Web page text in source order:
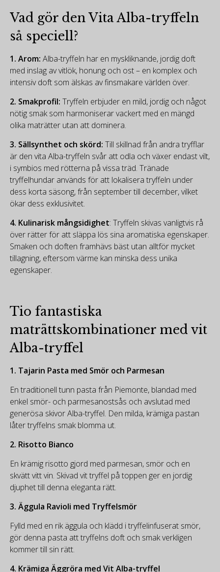
Vad gör den Vita Alba-tryffeln
så speciell?
1. Arom: Alba-tryffeln har en myskliknande, jordig doft
med inslag av vitlök, honung och ost – en komplex och
intensiv doft som älskas av finsmakare världen över.
2. Smakprofil: Tryffeln erbjuder en mild, jordig och något
nötig smak som harmoniserar vackert med en mängd
olika maträtter utan att dominera.
3. Sällsynthet och skörd: Till skillnad från andra tryfflar
är den vita Alba-tryffeln svår att odla och växer endast vilt,
i symbios med rötterna på vissa träd. Tränade
tryffelhundar används för att lokalisera tryffeln under
dess korta säsong, från september till december, vilket
ökar dess exklusivitet.
4. Kulinarisk mångsidighet: Tryffeln skivas vanligtvis rå
över rätter för att släppa lös sina aromatiska egenskaper.
Smaken och doften framhävs bäst utan alltför mycket
tillagning, eftersom värme kan minska dess unika
egenskaper.
Tio fantastiska
maträttskombinationer med vit
Alba-tryffel
1. Tajarin Pasta med Smör och Parmesan
En traditionell tunn pasta från Piemonte, blandad med
enkel smör- och parmesanostsås och avslutad med
generösa skivor Alba-tryffel. Den milda, krämiga pastan
låter tryffelns smak blomma ut.
2. Risotto Bianco
En krämig risotto gjord med parmesan, smör och en
skvätt vitt vin. Skivad vit tryffel på toppen ger en jordig
djuphet till denna eleganta rätt.
3. Äggula Ravioli med Tryffelsmör
Fylld med en rik äggula och klädd i tryffelinfuserat smör,
gör denna pasta att tryffelns doft och smak verkligen
kommer till sin rätt.
4. Krämiga Äggröra med Vit Alba-tryffel